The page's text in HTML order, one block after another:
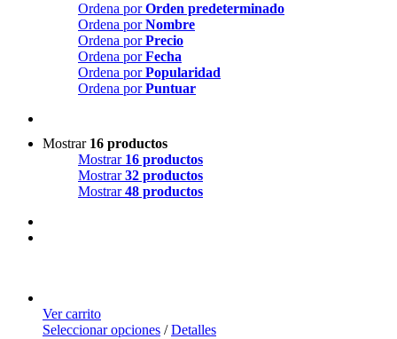
Ordena porOrden predeterminado
Ordena porNombre
Ordena porPrecio
Ordena porFecha
Ordena porPopularidad
Ordena porPuntuar
Mostrar 16 productos
Mostrar 16 productos
Mostrar32 productos
Mostrar48 productos
Ver carrito
Seleccionar opciones / Detalles